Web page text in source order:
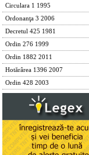
Circulara 1 1995
Ordonanţa 3 2006
Decretul 425 1981
Ordin 276 1999
Ordin 1882 2011
Hotărârea 1396 2007
Ordin 428 2003